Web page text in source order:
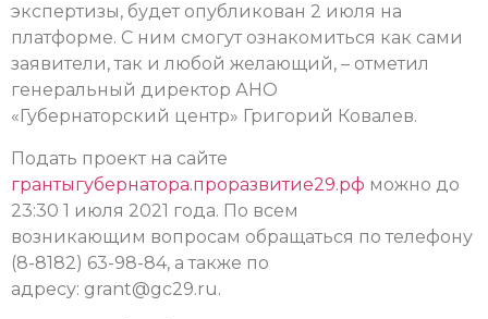
экспертизы, будет опубликован 2 июля на
платформе. С ним смогут ознакомиться как сами
заявители, так и любой желающий, – отметил
генеральный директор АНО
«Губернаторский центр» Григорий Ковалев.
Подать проект на сайте
грантыгубернатора.проразвитие29.рф можно до
23:30 1 июля 2021 года. По всем
возникающим вопросам обращаться по телефону
(8-8182) 63-98-84, а также по
адресу: grant@gc29.ru.